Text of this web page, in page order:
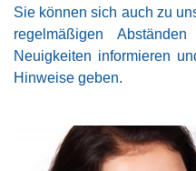
Sie können sich auch zu
regelmäßigen
Neuigkeiten informieren
Hinweise geben.